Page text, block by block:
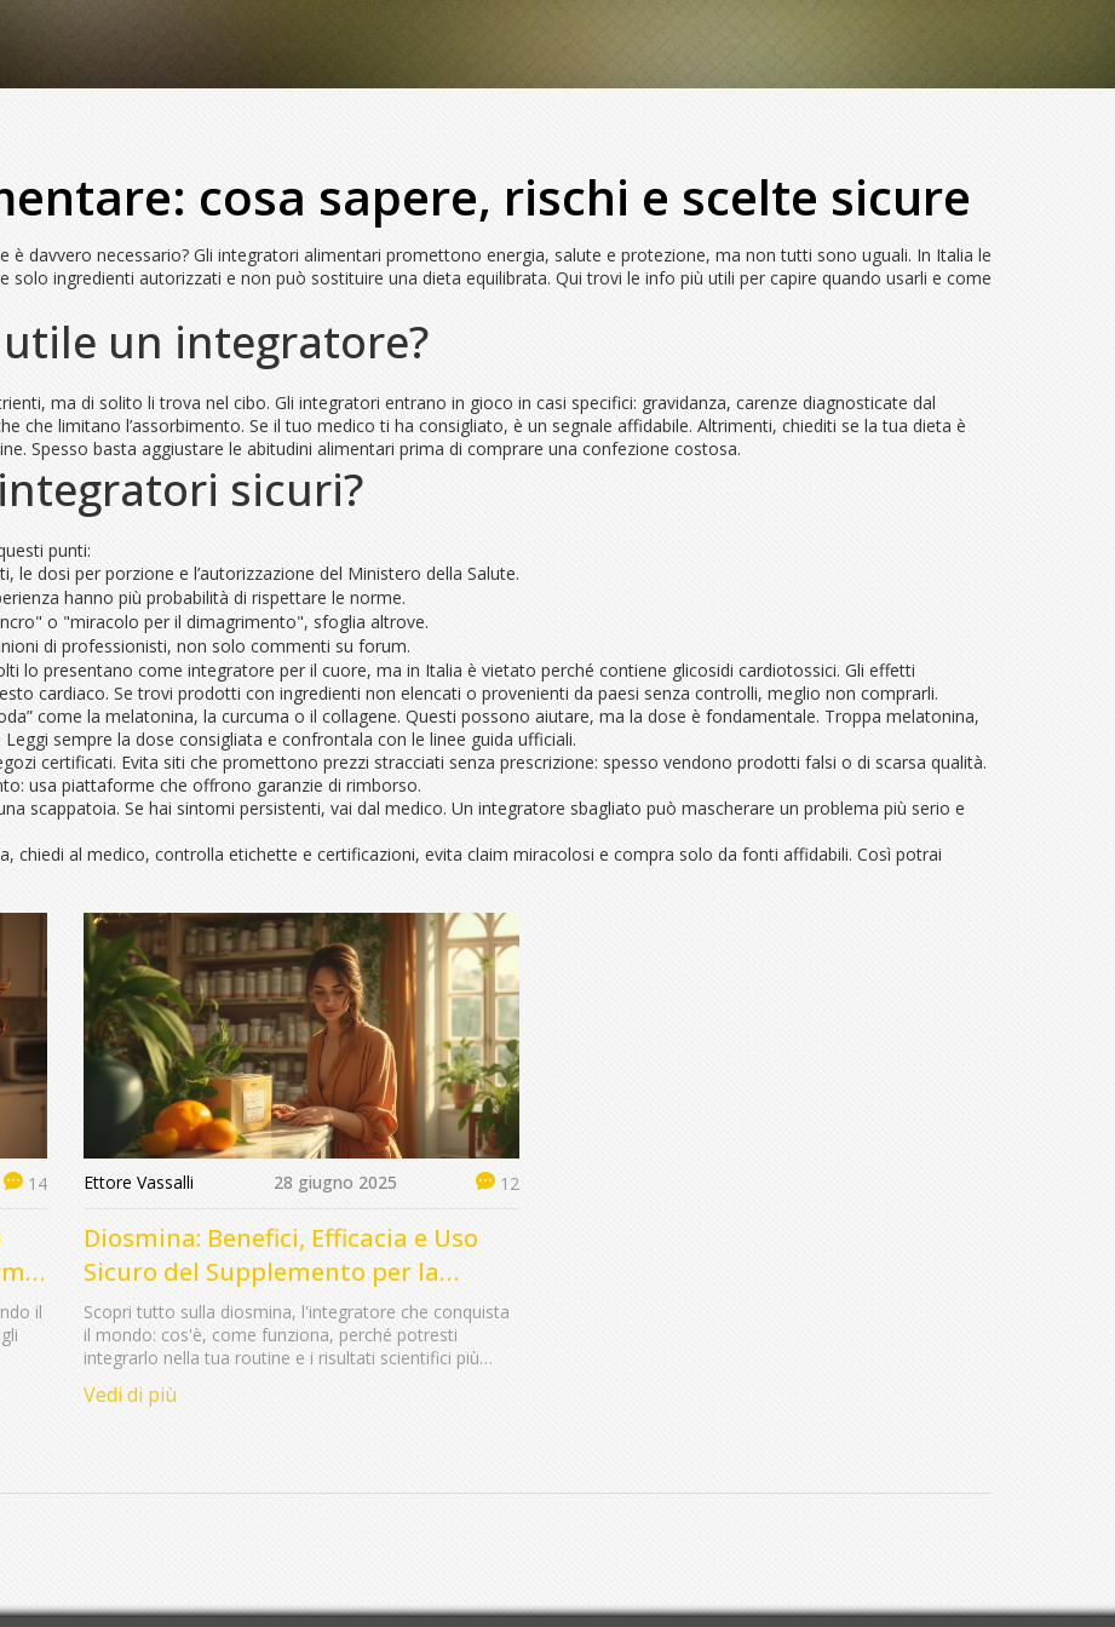
cosa sapere, rischi e scelte sicure
è davvero necessario? Gli integratori alimentari promettono energia, salute e protezione, ma non tutti sono uguali. In Italia le
solo ingredienti autorizzati e non può sostituire una dieta equilibrata. Qui trovi le info più utili per capire quando usarli e come
un integratore?
ma di solito li trova nel cibo. Gli integratori entrano in gioco in casi specifici: gravidanza, carenze diagnosticate dal
che limitano l’assorbimento. Se il tuo medico ti ha consigliato, è un segnale affidabile. Altrimenti, chiediti se la tua dieta è
Spesso basta aggiustare le abitudini alimentari prima di comprare una confezione costosa.
sicuri?
punti:
le dosi per porzione e l’autorizzazione del Ministero della Salute.
hanno più probabilità di rispettare le norme.
o "miracolo per il dimagrimento", sfoglia altrove.
di professionisti, non solo commenti su forum.
lo presentano come integratore per il cuore, ma in Italia è vietato perché contiene glicosidi cardiotossici. Gli effetti
cardiaco. Se trovi prodotti con ingredienti non elencati o provenienti da paesi senza controlli, meglio non comprarli.
come la melatonina, la curcuma o il collagene. Questi possono aiutare, ma la dose è fondamentale. Troppa melatonina,
sempre la dose consigliata e confrontala con le linee guida ufficiali.
certificati. Evita siti che promettono prezzi stracciati senza prescrizione: spesso vendono prodotti falsi o di scarsa qualità.
usa piattaforme che offrono garanzie di rimborso.
scappatoia. Se hai sintomi persistenti, vai dal medico. Un integratore sbagliato può mascherare un problema più serio e
chiedi al medico, controlla etichette e certificazioni, evita claim miracolosi e compra solo da fonti affidabili. Così potrai
14
il
Ettore Vassalli 28 giugno 2025 12
Diosmina: Benefici, Efficacia e Uso
Sicuro del Supplemento per la
Salute Vascolare
Scopri tutto sulla diosmina, l'integratore che conquista
il mondo: cos'è, come funziona, perché potresti
integrarlo nella tua routine e i risultati scientifici più
Vedi di più